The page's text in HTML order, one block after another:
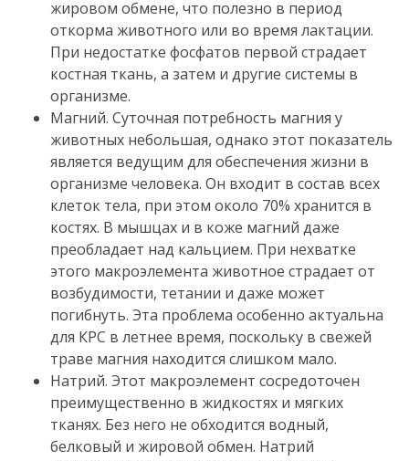
жировом обмене, что полезно в период
откорма животного или во время лактации.
При недостатке фосфатов первой страдает
костная ткань, а затем и другие системы в
организме.
Магний. Суточная потребность магния у
животных небольшая, однако этот показатель
является ведущим для обеспечения жизни в
организме человека. Он входит в состав всех
клеток тела, при этом около 70% хранится в
костях. В мышцах и в коже магний даже
преобладает над кальцием. При нехватке
этого макроэлемента животное страдает от
возбудимости, тетании и даже может
погибнуть. Эта проблема особенно актуальна
для КРС в летнее время, поскольку в свежей
траве магния находится слишком мало.
Натрий. Этот макроэлемент сосредоточен
преимущественно в жидкостях и мягких
тканях. Без него не обходится водный,
белковый и жировой обмен. Натрий